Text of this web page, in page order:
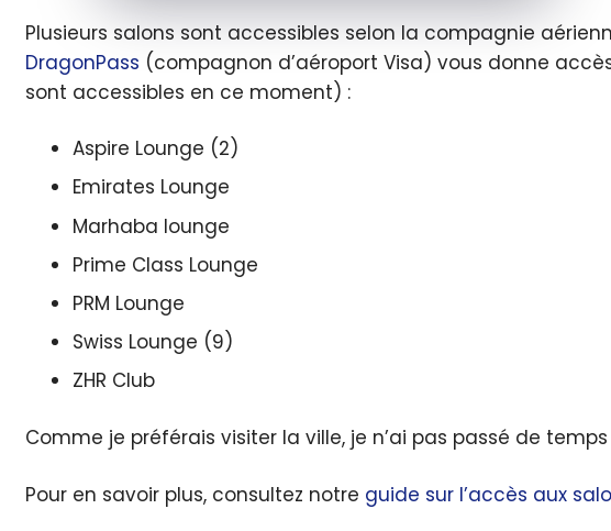
Plusieurs salons sont accessibles selon la compagnie
DragonPass (compagnon d’aéroport Visa) vous donne
sont accessibles en ce moment) :
Aspire Lounge (2)
Emirates Lounge
Marhaba lounge
Prime Class Lounge
PRM Lounge
Swiss Lounge (9)
ZHR Club
Comme je préférais visiter la ville, je n’ai pas passé de
Pour en savoir plus, consultez notre guide sur l’accès aux